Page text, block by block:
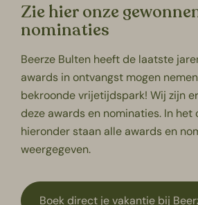
Zie hier onze
nominaties
Beerze Bulten heeft de laatste
awards in ontvangst mogen
bekroonde vrijetijdspark! Wij zijn
deze awards en nominaties. In het
hieronder staan alle awards en
weergegeven.
Boek direct je vakantie bij